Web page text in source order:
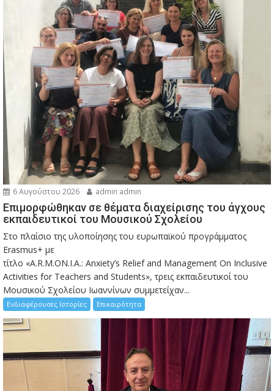
6 Αυγούστου 2026 admin admin
Eπιμορφώθηκαν σε θέματα διαχείρισης του άγχους
εκπαιδευτικοί του Μουσικού Σχολείου
Στο πλαίσιο της υλοποίησης του ευρωπαϊκού προγράμματος
Erasmus+ με
τίτλο «A.R.M.ON.I.A.: Anxiety’s Relief and Management On Inclusive
Activities for Teachers and Students», τρεις εκπαιδευτικοί του
Μουσικού Σχολείου Ιωαννίνων συμμετείχαν...
Ενδιαφέρουσες Ιστορίες Επικαιρότητα